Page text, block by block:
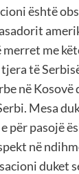
është
me
të
në Kosovë
Mesa
për pasojë
në
duket